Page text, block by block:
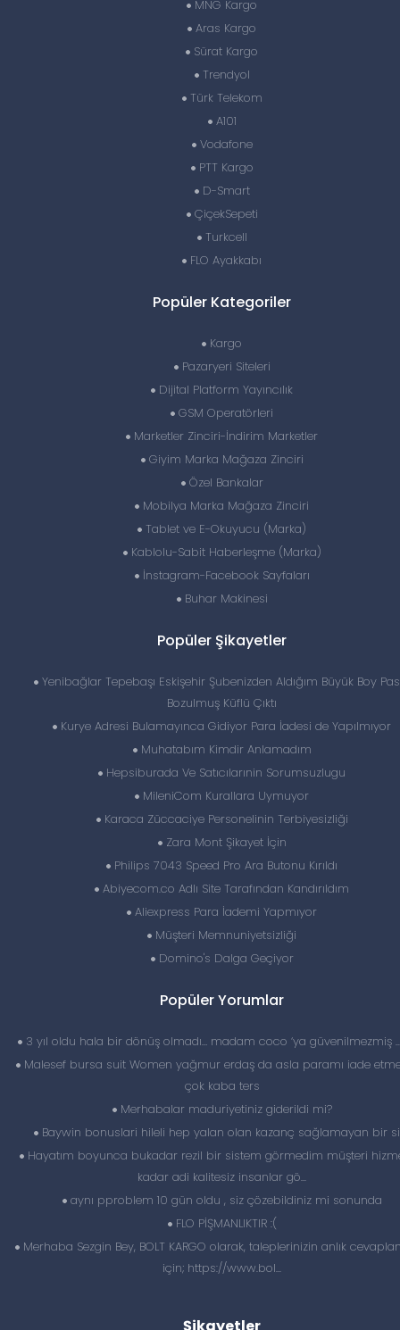
MNG Kargo
Aras Kargo
Sürat Kargo
Trendyol
Türk Telekom
A101
Vodafone
PTT Kargo
D-Smart
ÇiçekSepeti
Turkcell
FLO Ayakkabı
Popüler Kategoriler
Kargo
Pazaryeri Siteleri
Dijital Platform Yayıncılık
GSM Operatörleri
Marketler Zinciri-İndirim Marketler
Giyim Marka Mağaza Zinciri
Özel Bankalar
Mobilya Marka Mağaza Zinciri
Tablet ve E-Okuyucu (Marka)
Kablolu-Sabit Haberleşme (Marka)
İnstagram-Facebook Sayfaları
Buhar Makinesi
Popüler Şikayetler
Yenibağlar Tepebaşı Eskişehir Şubenizden Aldığım Büyük Boy
Bozulmuş Küflü Çıktı
Kurye Adresi Bulamayınca Gidiyor Para İadesi de Yapılmıyor
Muhatabım Kimdir Anlamadım
Hepsiburada Ve Satıcılarınin Sorumsuzlugu
MileniCom Kurallara Uymuyor
Karaca Züccaciye Personelinin Terbiyesizliği
Zara Mont Şikayet İçin
Philips 7043 Speed Pro Ara Butonu Kırıldı
Abiyecom.co Adlı Site Tarafından Kandırıldım
Aliexpress Para İademi Yapmıyor
Müşteri Memnuniyetsizliği
Domino's Dalga Geçiyor
Popüler Yorumlar
3 yıl oldu hala bir dönüş olmadı… madam coco ‘ya güvenilmezmiş
Malesef bursa suit Women yağmur erdaş da asla paramı iade
çok kaba ters
Merhabalar maduriyetiniz giderildi mi?
Baywin bonuslari hileli hep yalan olan kazanç sağlamayan bir
Hayatım boyunca bukadar rezil bir sistem görmedim müşteri
kadar adi kalitesiz insanlar gö...
aynı pproblem 10 gün oldu , siz çözebildiniz mi sonunda
FLO PİŞMANLIKTIR :(
Merhaba Sezgin Bey, BOLT KARGO olarak, taleplerinizin anlık
için; https://www.bol...